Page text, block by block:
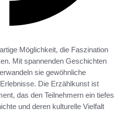
Möglichkeit, die Faszination
Mit spannenden Geschichten
sie gewöhnliche
Die Erzählkunst ist
das den Teilnehmern ein tiefes
und deren kulturelle Vielfalt